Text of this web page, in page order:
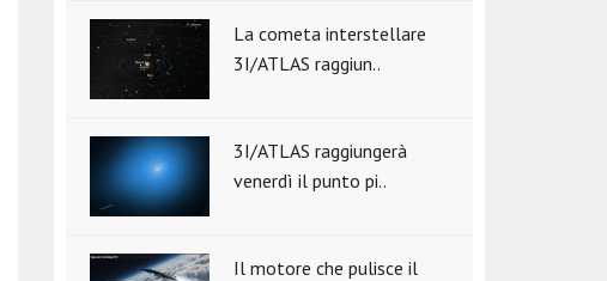
La cometa interstellare
3I/ATLAS raggiun..
3I/ATLAS raggiungerà
venerdì il punto pi..
Il motore che pulisce il